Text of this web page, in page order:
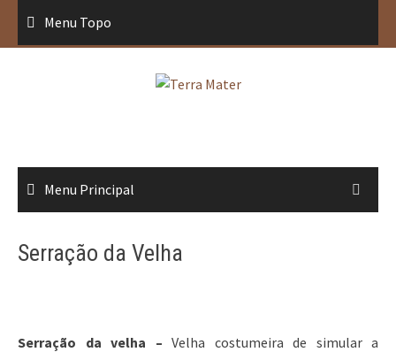
conteúdo
Menu Topo
Menu Principal
Serração da Velha
Serração da velha – Velha costumeira de simular a